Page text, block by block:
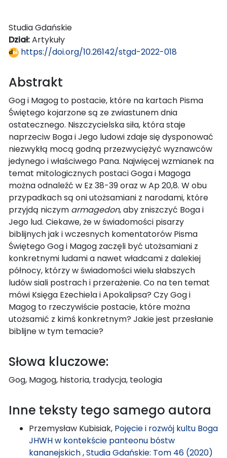
Studia Gdańskie
Dział:Artykuły
https://doi.org/10.26142/stgd-2022-018
Abstrakt
Gog i Magog to postacie, które na kartach Pisma
Świętego kojarzone są ze zwiastunem dnia
ostatecznego. Niszczycielska siła, która staje
naprzeciw Boga i Jego ludowi zdaje się dysponować
niezwykłą mocą godną przezwyciężyć wyznawców
jedynego i właściwego Pana. Najwięcej wzmianek na
temat mitologicznych postaci Goga i Magoga
można odnaleźć w Ez 38-39 oraz w Ap 20,8. W obu
przypadkach są oni utożsamiani z narodami, które
przyjdą niczym armagedon, aby zniszczyć Boga i
Jego lud. Ciekawe, że w świadomości pisarzy
biblijnych jak i wczesnych komentatorów Pisma
Świętego Gog i Magog zaczęli być utożsamiani z
konkretnymi ludami a nawet władcami z dalekiej
północy, którzy w świadomości wielu słabszych
ludów siali postrach i przerażenie. Co na ten temat
mówi Księga Ezechiela i Apokalipsa? Czy Gog i
Magog to rzeczywiście postacie, które można
utożsamić z kimś konkretnym? Jakie jest przesłanie
biblijne w tym temacie?
Słowa kluczowe:
Gog, Magog, historia, tradycja, teologia
Inne teksty tego samego autora
Przemysław Kubisiak, Pojęcie i rozwój kultu Boga
JHWH w kontekście panteonu bóstw
kananejskich,Studia Gdańskie: Tom 46 (2020)